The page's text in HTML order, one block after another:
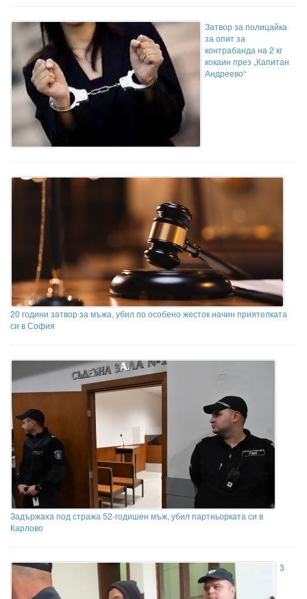
Затвор за полицайка
за опит за
контрабанда на 2 кг
кокаин през „Капитан
Андреево“
20 години затвор за мъжа, убил по особено жесток начин приятелката
си в София
Задържаха под стража 52-годишен мъж, убил партньорката си в
Карлово
3